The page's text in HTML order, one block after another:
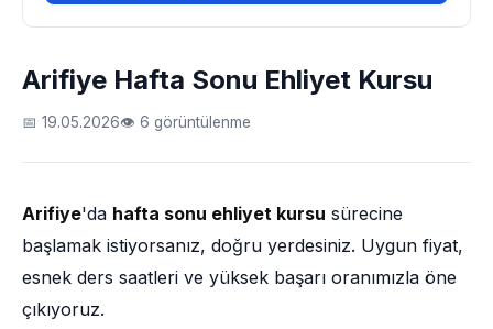
Arifiye Hafta Sonu Ehliyet Kursu
📅 19.05.2026👁 6 görüntülenme
Arifiye'da hafta sonu ehliyet kursu sürecine
başlamak istiyorsanız, doğru yerdesiniz. Uygun fiyat,
esnek ders saatleri ve yüksek başarı oranımızla öne
çıkıyoruz.